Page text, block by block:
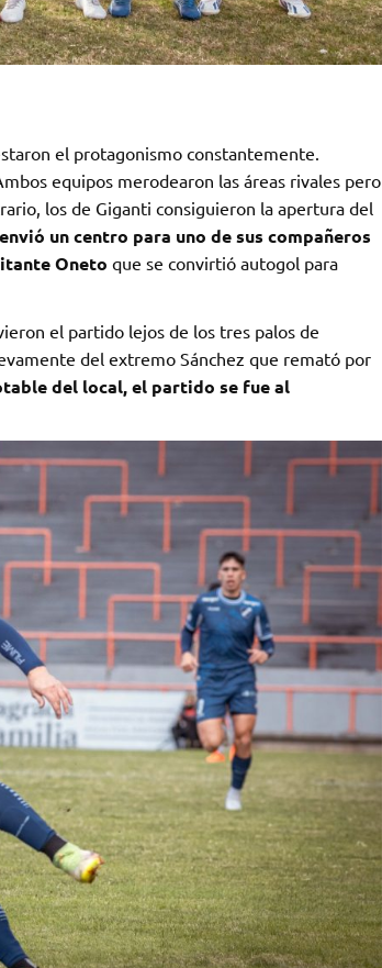
el protagonismo constantemente.
equipos merodearon las áreas rivales pero
los de Giganti consiguieron la apertura del
un centro para uno de sus compañeros
Oneto que se convirtió autogol para
el partido lejos de los tres palos de
del extremo Sánchez que remató por
del local, el partido se fue al